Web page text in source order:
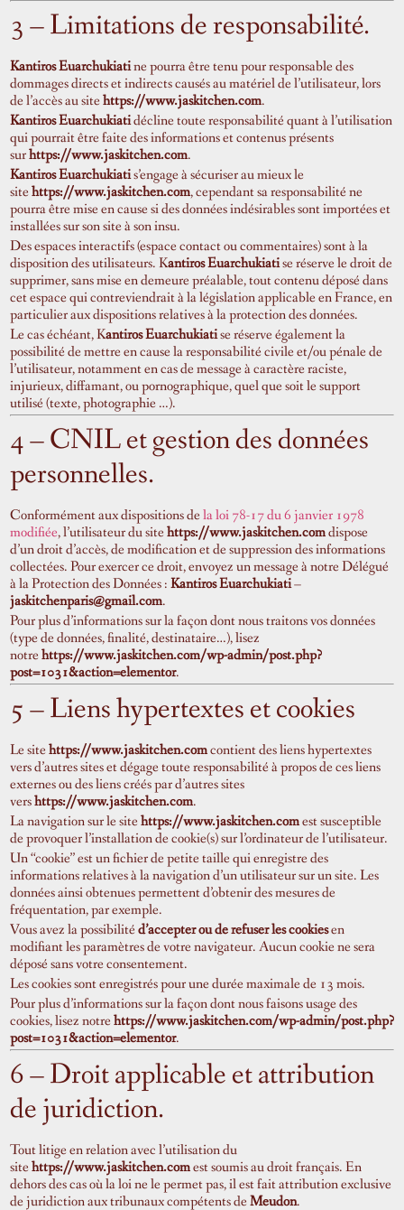
3 – Limitations de responsabilité.
Kantiros Euarchukiatine pourra être tenu pour responsable des
dommages directs et indirects causés au matériel de l’utilisateur, lors
de l’accès au sitehttps://www.jaskitchen.com.
Kantiros Euarchukiatidécline toute responsabilité quant à l’utilisation
qui pourrait être faite des informations et contenus présents
surhttps://www.jaskitchen.com.
Kantiros Euarchukiatis’engage à sécuriser au mieux le
sitehttps://www.jaskitchen.com, cependant sa responsabilité ne
pourra être mise en cause si des données indésirables sont importées et
installées sur son site à son insu.
Des espaces interactifs (espace contact ou commentaires) sont à la
disposition des utilisateurs. Kantiros Euarchukiatise réserve le droit de
supprimer, sans mise en demeure préalable, tout contenu déposé dans
cet espace qui contreviendrait à la législation applicable en France, en
particulier aux dispositions relatives à la protection des données.
Le cas échéant, Kantiros Euarchukiatise réserve également la
possibilité de mettre en cause la responsabilité civile et/ou pénale de
l’utilisateur, notamment en cas de message à caractère raciste,
injurieux, diffamant, ou pornographique, quel que soit le support
utilisé (texte, photographie …).
4 – CNIL et gestion des données
personnelles.
Conformément aux dispositions dela loi 78-17 du 6 janvier 1978
modifiée, l’utilisateur du sitehttps://www.jaskitchen.comdispose
d’un droit d’accès, de modification et de suppression des informations
collectées. Pour exercer ce droit, envoyez un message à notre Délégué
à la Protection des Données :Kantiros Euarchukiati–
jaskitchenparis@gmail.com.
Pour plus d’informations sur la façon dont nous traitons vos données
(type de données, finalité, destinataire…), lisez
notrehttps://www.jaskitchen.com/wp-admin/post.php?
post=1031&action=elementor.
5 – Liens hypertextes et cookies
Le sitehttps://www.jaskitchen.comcontient des liens hypertextes
vers d’autres sites et dégage toute responsabilité à propos de ces liens
externes ou des liens créés par d’autres sites
vershttps://www.jaskitchen.com.
La navigation sur le sitehttps://www.jaskitchen.comest susceptible
de provoquer l’installation de cookie(s) sur l’ordinateur de l’utilisateur.
Un “cookie” est un fichier de petite taille qui enregistre des
informations relatives à la navigation d’un utilisateur sur un site. Les
données ainsi obtenues permettent d’obtenir des mesures de
fréquentation, par exemple.
Vous avez la possibilitéd’accepter ou de refuser les cookiesen
modifiant les paramètres de votre navigateur. Aucun cookie ne sera
déposé sans votre consentement.
Les cookies sont enregistrés pour une durée maximale de 13mois.
Pour plus d’informations sur la façon dont nous faisons usage des
cookies, lisez notrehttps://www.jaskitchen.com/wp-admin/post.php?
post=1031&action=elementor.
6 – Droit applicable et attribution
de juridiction.
Tout litige en relation avec l’utilisation du
sitehttps://www.jaskitchen.comest soumis au droit français. En
dehors des cas où la loi ne le permet pas, il est fait attribution exclusive
de juridiction aux tribunaux compétents deMeudon.